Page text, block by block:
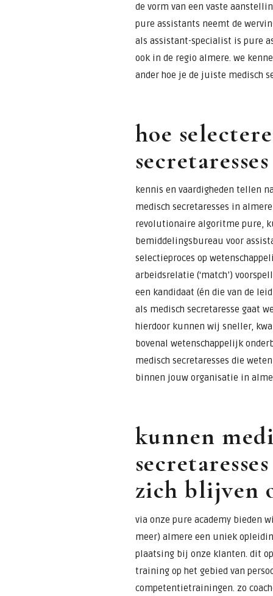
de vorm van een vaste
pure assistants neemt de
als assistant-specialist is pure
ook in de regio almere. we
ander hoe je de juiste medisch
hoe
kennis en vaardigheden tellen
medisch secretaresses in
revolutionaire algoritme pure,
bemiddelingsbureau voor
selectieproces op
arbeidsrelatie (‘match’)
een kandidaat (én die van de
als medisch secretaresse gaat
hierdoor kunnen wij sneller,
bovenal wetenschappelijk
medisch secretaresses die
binnen jouw organisatie in
kunnen
zich blijven
via onze pure academy bieden
meer) almere een uniek
plaatsing bij onze klanten. dit
training op het gebied van
competentietrainingen. zo